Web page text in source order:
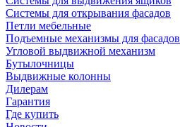
Системы для открывания фасадов
Петли мебельные
Подъемные механизмы для фасадов
Угловой выдвижной механизм
Бутылочницы
Выдвижные колонны
Дилерам
Гарантия
Где купить